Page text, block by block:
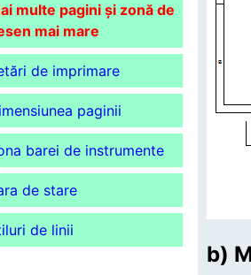
b)
multe pagini și zonă de
mai mare
de imprimare
paginii
barei de instrumente
de stare
de linii